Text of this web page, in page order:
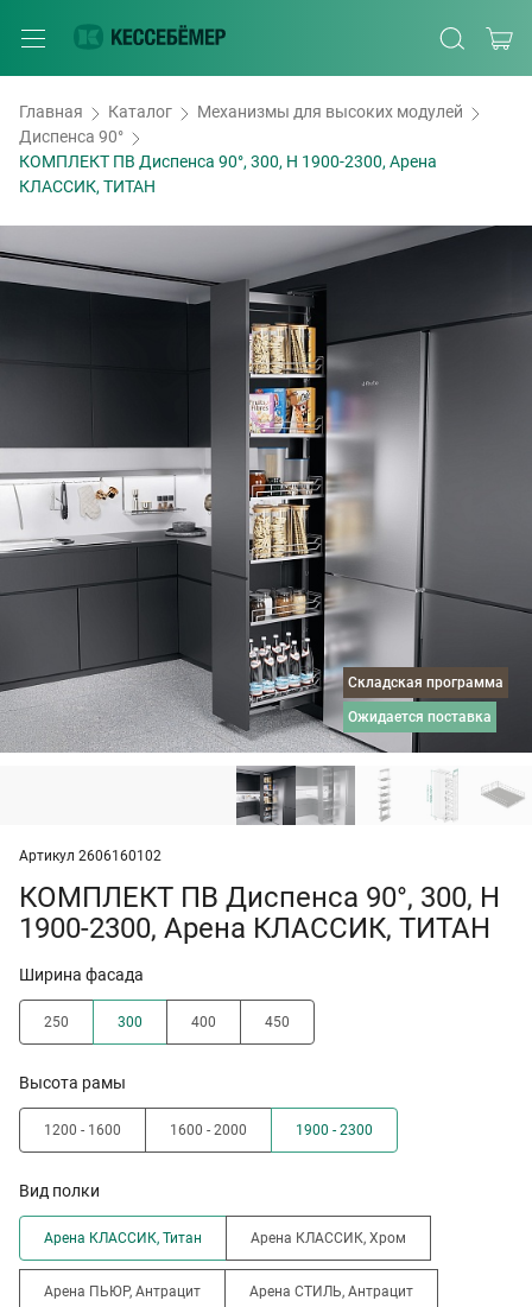
Главная Каталог
Механизмы для высоких модулей
Диспенса 90°
КОМПЛЕКТ ПВ Диспенса 90°, 300, H 1900-2300, Арена
КЛАССИК, ТИТАН
Складская программа
ожидается поставка
Артикул 2606160102
КОМПЛЕКТ ПВ Диспенса 90°, 300, H
1900-2300, Арена КЛАССИК, ТИТАН
Ширина фасада
250 300 400 450
Высота рамы
1200 - 1600 1600 - 2000 1900 - 2300
Вид полки
Арена КЛАССИК, Титан Арена КЛАССИК, Хром
Арена ПЬЮР, Антрацит Арена СТИЛЬ, Антрацит